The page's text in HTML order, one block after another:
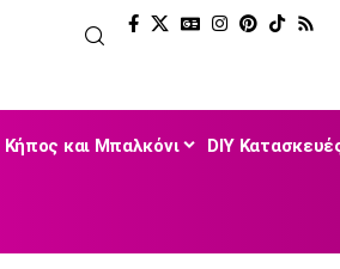
Κήπος και Μπαλκόνι DIY